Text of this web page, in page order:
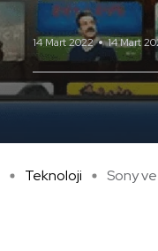
14 Mart 2022 14 Mart
Teknoloji Sony